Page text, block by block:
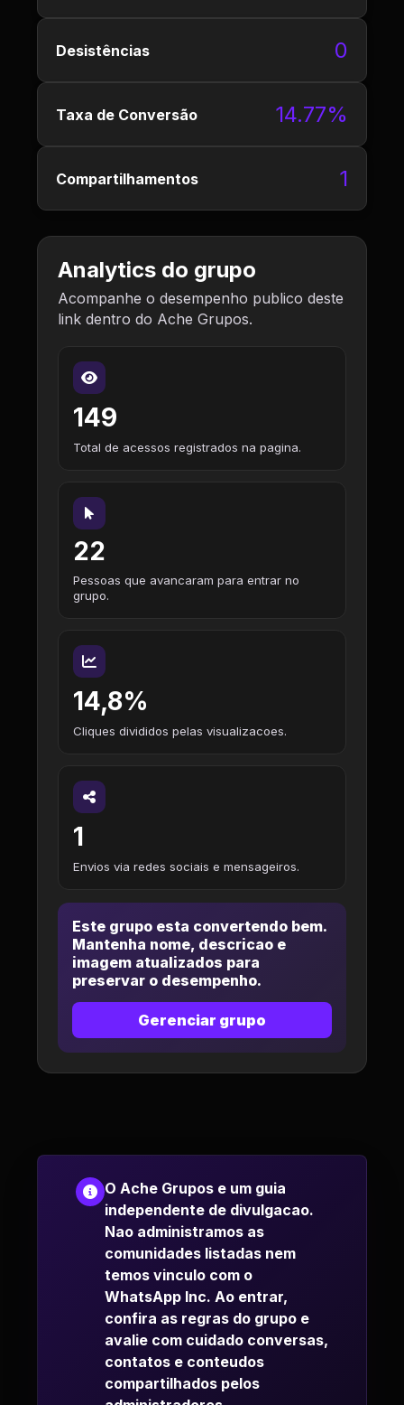
Desistências 0
Taxa de Conversão 14.77%
Compartilhamentos 1
Analytics do grupo
Acompanhe o desempenho publico deste
link dentro do Ache Grupos.
149
Total de acessos registrados na pagina.
22
Pessoas que avancaram para entrar no
grupo.
14,8%
Cliques divididos pelas visualizacoes.
1
Envios via redes sociais e mensageiros.
Este grupo esta convertendo bem.
Mantenha nome, descricao e
imagem atualizados para
preservar o desempenho.
Gerenciar grupo
O Ache Grupos e um guia
independente de divulgacao.
Nao administramos as
comunidades listadas nem
temos vinculo com o
WhatsApp Inc. Ao entrar,
confira as regras do grupo e
avalie com cuidado conversas,
contatos e conteudos
compartilhados pelos